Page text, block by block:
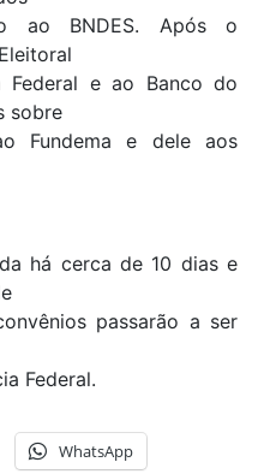
ao BNDES. Após o
Federal e ao Banco do
sobre
Fundema e dele aos
há cerca de 10 dias e
passarão a ser
Federal.
WhatsApp